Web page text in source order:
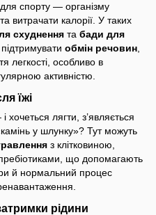
спорту — організму
витрачати калорії. У таких
схуднення та бади для
обмін речовин,
легкості, особливо в
активністю.
їжі
лягти, з’являється
у шлунку»? Тут можуть
з клітковиною,
що допомагають
й нормальний процес
рідини